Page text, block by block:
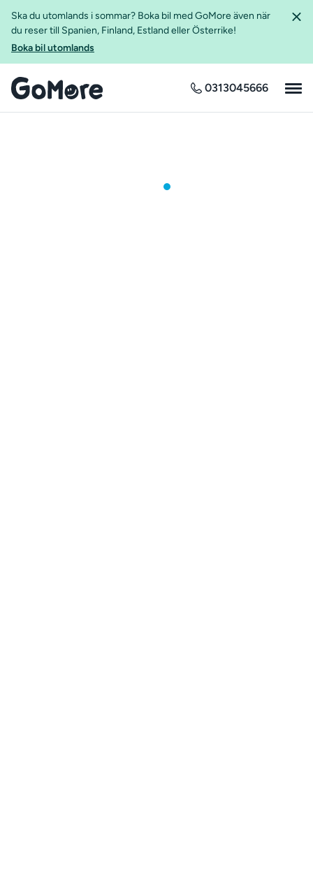
Ska du utomlands i sommar? Boka bil med GoMore även när
du reser till Spanien, Finland, Estland eller Österrike!
Boka bil utomlands
0313045666